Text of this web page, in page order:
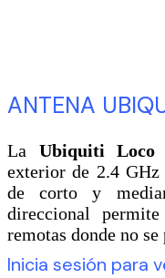
ANTENA
La Ubiquiti Loco
exterior de 2.4 GHz
de corto y
direccional
remotas donde no
Inicia sesión para